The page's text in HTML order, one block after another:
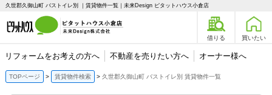
久世郡久御山町 バストイレ別 ｜賃貸物件一覧｜未来Design ピタットハウス小倉店
借りる 買いたい
リフォームをお考えの方へ 不動産を売りたい方へ オーナー様へ
TOPページ 賃貸物件検索 久世郡久御山町 バストイレ別 賃貸物件一覧